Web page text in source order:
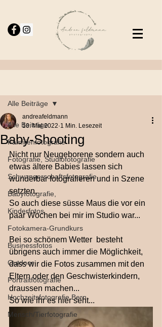
Alle Beiträge
Familienfotografie
Fotografie, Studiofotografie
Schwangerschaftsfotografie
Babyfotografie,
Kinderfotos
Fotokamera-Grundkurs
Businessfotos
Outdoor
Portraitfotografie
Hochzeitsfotografie Bern
Mensch/Tierfotografie
Alle Beiträge
Baby-Shooting
andreafeldmann
18. Mai 2022 1 Min. Lesezeit
Nicht nur Neugeborene sondern auch
etwas ältere Babies lassen sich
wunderbar fotografieren und in Szene
setzten.
So auch diese süsse Maus die vor ein
paar Wochen bei mir im Studio war...
Bei so schönem Wetter  besteht
übrigens auch immer die Möglichkeit,
dass wir die Fotos zusammen mit den
Eltern oder den Geschwisterkindern,
draussen machen...
So wie ihr es hier seht...